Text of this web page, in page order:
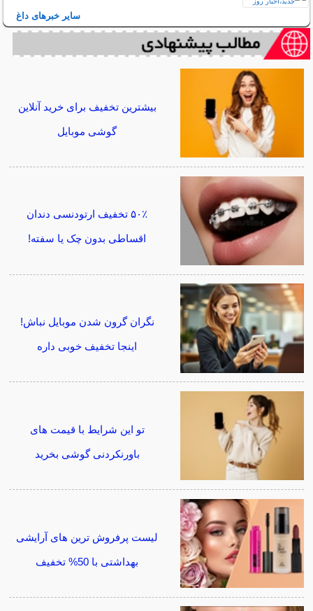
سایر خبرهای داغ
بیشترین تخفیف برای خرید آنلاین
گوشی موبایل
۵۰٪ تخفیف ارتودنسی دندان
اقساطی بدون چک یا سفته!
نگران گرون شدن موبایل نباش!
اینجا تخفیف خوبی داره
تو این شرایط با قیمت های
باورنکردنی گوشی بخرید
لیست پرفروش ترین های آرایشی
بهداشتی با 50% تخفیف